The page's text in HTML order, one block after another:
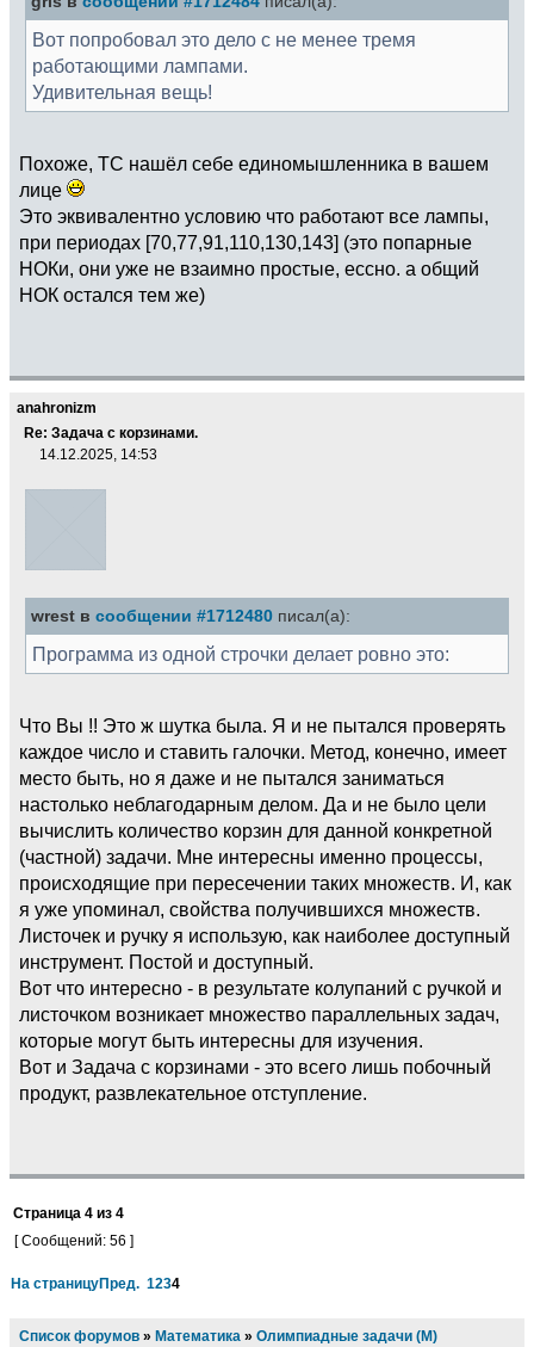
Вот попробовал это дело с не менее тремя
работающими лампами.
Удивительная вещь!
Похоже, ТС нашёл себе единомышленника в вашем
лице
Это эквивалентно условию что работают все лампы,
при периодах [70,77,91,110,130,143] (это попарные
НОКи, они уже не взаимно простые, ессно. а общий
НОК остался тем же)
anahronizm
Re: Задача с корзинами.
14.12.2025, 14:53
wrest в сообщении #1712480 писал(а):
Программа из одной строчки делает ровно это:
Что Вы !! Это ж шутка была. Я и не пытался проверять
каждое число и ставить галочки. Метод, конечно, имеет
место быть, но я даже и не пытался заниматься
настолько неблагодарным делом. Да и не было цели
вычислить количество корзин для данной конкретной
(частной) задачи. Мне интересны именно процессы,
происходящие при пересечении таких множеств. И, как
я уже упоминал, свойства получившихся множеств.
Листочек и ручку я использую, как наиболее доступный
инструмент. Постой и доступный.
Вот что интересно - в результате колупаний с ручкой и
листочком возникает множество параллельных задач,
которые могут быть интересны для изучения.
Вот и Задача с корзинами - это всего лишь побочный
продукт, развлекательное отступление.
Страница 4 из 4
[ Сообщений: 56 ]
На страницуПред. 1234
Список форумов » Математика » Олимпиадные задачи (М)